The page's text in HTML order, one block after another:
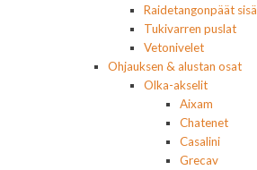
Raidetangonpäät sisä
Tukivarren puslat
Vetonivelet
Ohjauksen & alustan osat
Olka-akselit
Aixam
Chatenet
Casalini
Grecav